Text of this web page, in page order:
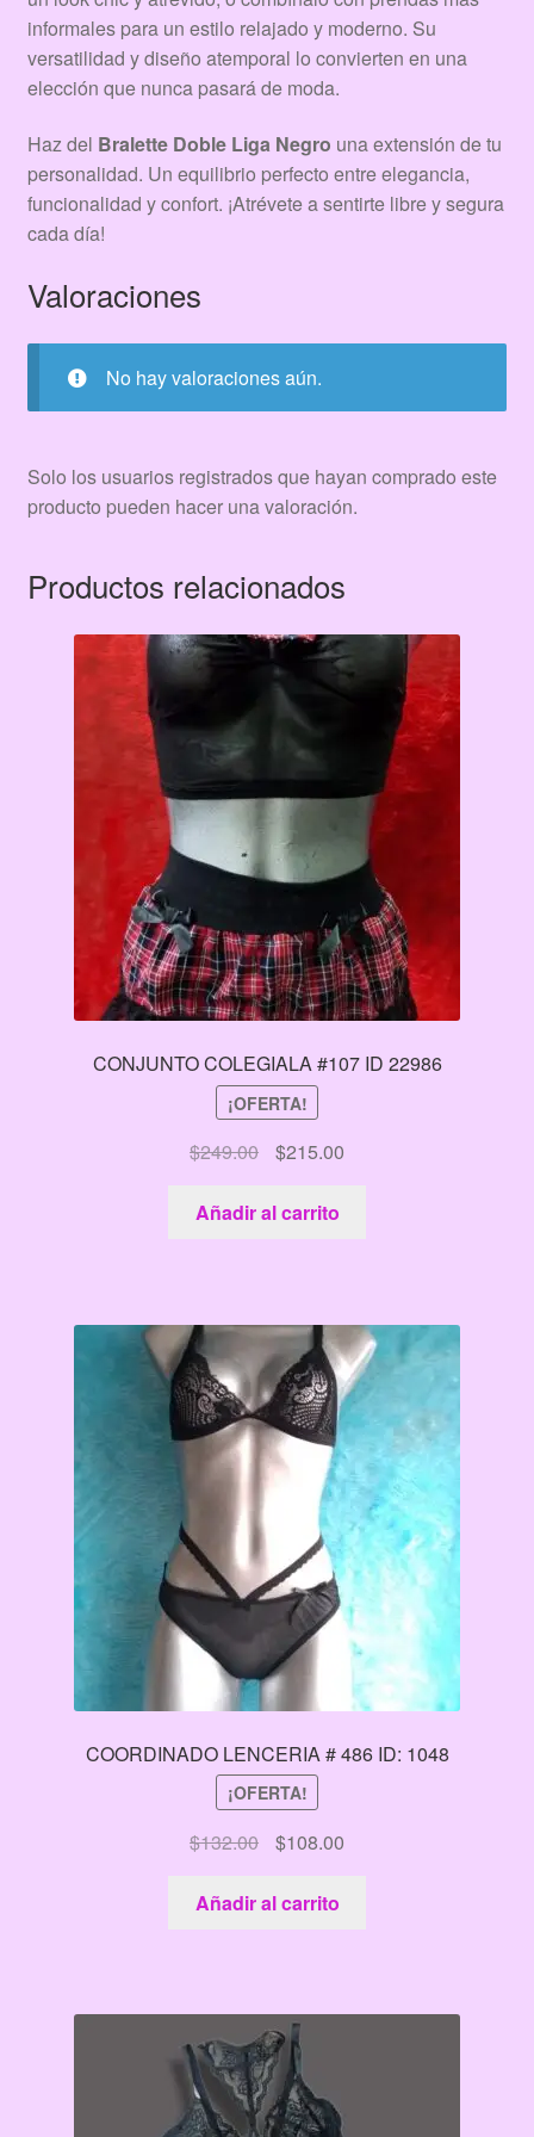
informales para un estilo relajado y moderno. Su
versatilidad y diseño atemporal lo convierten en una
elección que nunca pasará de moda.
Haz del Bralette Doble Liga Negro una extensión de tu
personalidad. Un equilibrio perfecto entre elegancia,
funcionalidad y confort. ¡Atrévete a sentirte libre y segura
cada día!
Valoraciones
No hay valoraciones aún.
Solo los usuarios registrados que hayan comprado este
producto pueden hacer una valoración.
Productos relacionados
CONJUNTO COLEGIALA #107 ID 22986
¡OFERTA!
$249.00
El
precio
original
era:
$215.00El
precio
es:
Añadir al carrito
COORDINADO LENCERIA # 486 ID: 1048
¡OFERTA!
$132.00
El
precio
original
era:
$108.00El
precio
es:
Añadir al carrito